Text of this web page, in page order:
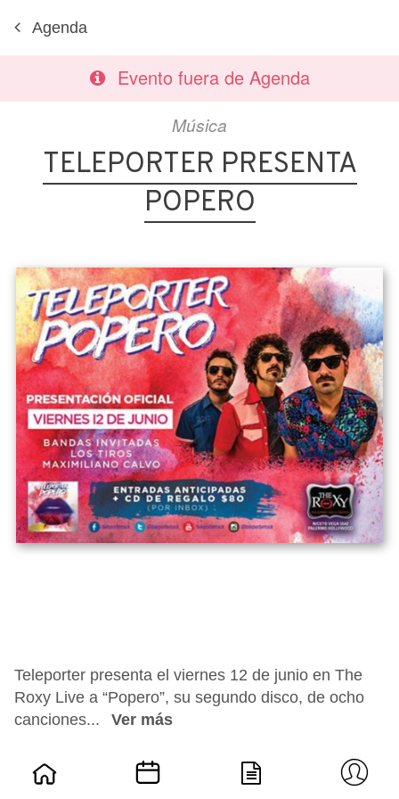
Agenda
Evento fuera de Agenda
Música
TELEPORTER PRESENTA
POPERO
Teleporter presenta el viernes 12 de junio en The
Roxy Live a “Popero”, su segundo disco, de ocho
canciones...
Ver más